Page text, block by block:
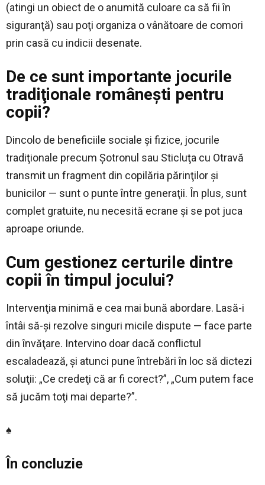
(atingi un obiect de o anumită culoare ca să fii în
siguranţă) sau poţi organiza o vânătoare de comori
prin casă cu indicii desenate.
De ce sunt importante jocurile
tradiţionale româneşti pentru
copii?
Dincolo de beneficiile sociale şi fizice, jocurile
tradiţionale precum Şotronul sau Sticluţa cu Otravă
transmit un fragment din copilăria părinţilor şi
bunicilor — sunt o punte între generaţii. În plus, sunt
complet gratuite, nu necesită ecrane şi se pot juca
aproape oriunde.
Cum gestionez certurile dintre
copii în timpul jocului?
Intervenţia minimă e cea mai bună abordare. Lasă-i
întâi să-şi rezolve singuri micile dispute — face parte
din învăţare. Intervino doar dacă conflictul
escaladează, şi atunci pune întrebări în loc să dictezi
soluţii: „Ce credeţi că ar fi corect?”, „Cum putem face
să jucăm toţi mai departe?”.
♠
În concluzie